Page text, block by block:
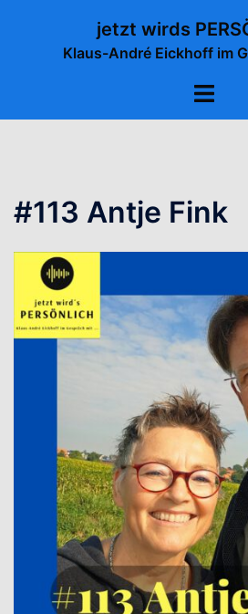
jetzt wirds
Klaus-André Eickhoff im
Menü
#113 Antje Fink